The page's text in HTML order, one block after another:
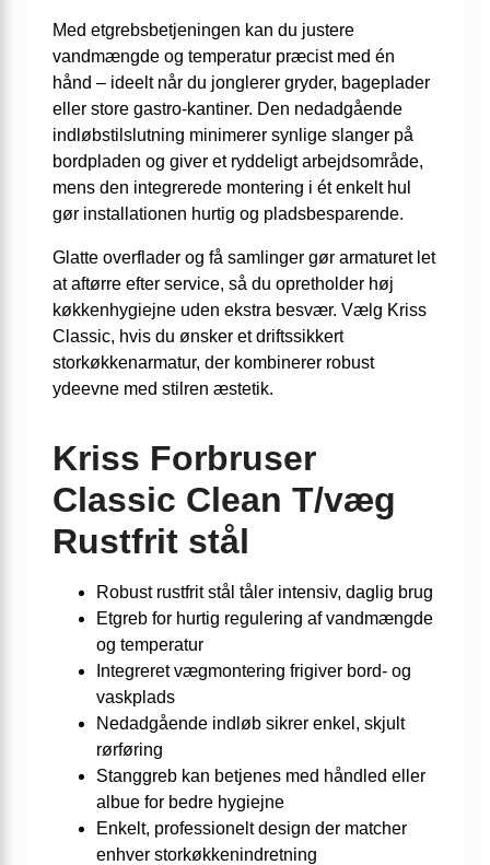
Med etgrebsbetjeningen kan du justere
vandmængde og temperatur præcist med én
hånd – ideelt når du jonglerer gryder, bageplader
eller store gastro-kantiner. Den nedadgående
indløbstilslutning minimerer synlige slanger på
bordpladen og giver et ryddeligt arbejdsområde,
mens den integrerede montering i ét enkelt hul
gør installationen hurtig og pladsbesparende.
Glatte overflader og få samlinger gør armaturet let
at aftørre efter service, så du opretholder høj
køkkenhygiejne uden ekstra besvær. Vælg Kriss
Classic, hvis du ønsker et driftssikkert
storkøkkenarmatur, der kombinerer robust
ydeevne med stilren æstetik.
Kriss Forbruser
Classic Clean T/væg
Rustfrit stål
Robust rustfrit stål tåler intensiv, daglig brug
Etgreb for hurtig regulering af vandmængde
og temperatur
Integreret vægmontering frigiver bord- og
vaskplads
Nedadgående indløb sikrer enkel, skjult
rørføring
Stanggreb kan betjenes med håndled eller
albue for bedre hygiejne
Enkelt, professionelt design der matcher
enhver storkøkkenindretning